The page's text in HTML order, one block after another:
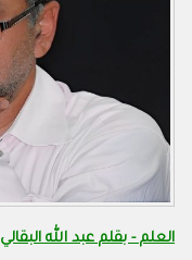
العلم - بقلم عبد الله البقالي